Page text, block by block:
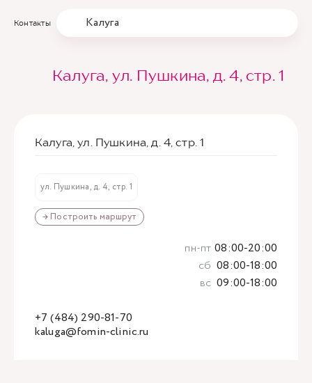
Контакты Калуга
Калуга, ул. Пушкина, д. 4, стр. 1
Калуга, ул. Пушкина, д. 4, стр. 1
ул. Пушкина, д. 4, стр. 1
→ Построить маршрут
kaluga@fomin-clinic.ru
+7 (484) 290-81-70
пн-пт 08:00-20:00
сб 08:00-18:00
вс 09:00-18:00